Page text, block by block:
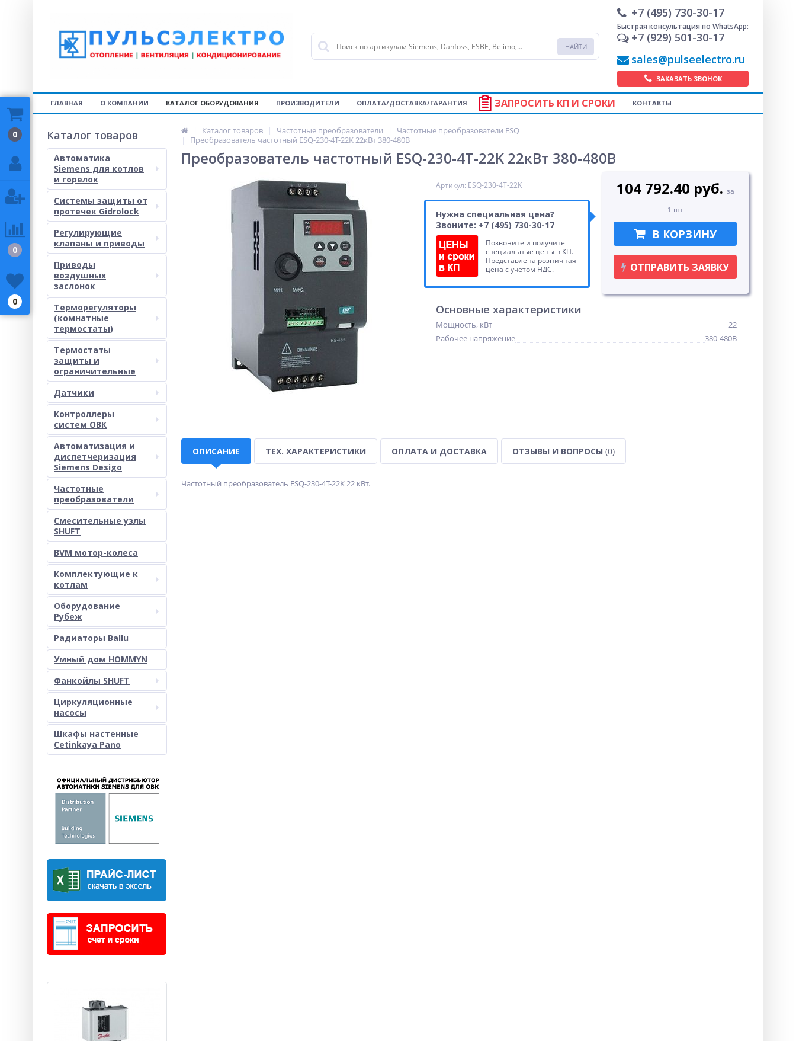
+7 (495) 730-30-17
Быстрая консультация по WhatsApp:
+7 (929) 501-30-17
sales@pulseelectro.ru
ЗАКАЗАТЬ ЗВОНОК
ГЛАВНАЯ О КОМПАНИИ КАТАЛОГ ОБОРУДОВАНИЯ ПРОИЗВОДИТЕЛИ ОПЛАТА/ДОСТАВКА/ГАРАНТИЯ ЗАПРОСИТЬ КП И СРОКИ КОНТАКТЫ
Каталог товаров
Автоматика
Siemens для котлов
и горелок
Системы защиты от
протечек Gidrolock
Регулирующие
клапаны и приводы
Приводы
воздушных
заслонок
Терморегуляторы
(комнатные
термостаты)
Термостаты
защиты и
ограничительные
Датчики
Контроллеры
систем ОВК
Автоматизация и
диспетчеризация
Siemens Desigo
Частотные
преобразователи
Смесительные узлы
SHUFT
BVM мотор-колеса
Комплектующие к
котлам
Оборудование
Рубеж
Радиаторы Ballu
Умный дом HOMMYN
Фанкойлы SHUFT
Циркуляционные
насосы
Шкафы настенные
Cetinkaya Pano
Каталог товаров Частотные преобразователи
Частотные преобразователи ESQ
Преобразователь частотный ESQ-230-4T-22K 22кВт 380-480В
Преобразователь частотный ESQ-230-4T-22K 22кВт 380-480В
Артикул: ESQ-230-4T-22K
Нужна специальная цена?
Звоните: +7 (495) 730-30-17
Позвоните и получите
специальные цены в КП.
Представлена розничная
цена с учетом НДС.
104 792.40 руб. за
1 шт
В КОРЗИНУ
ОТПРАВИТЬ ЗАЯВКУ
Основные характеристики
Мощность, кВт
22
Рабочее напряжение
380-480В
ОПИСАНИЕ ТЕХ. ХАРАКТЕРИСТИКИ ОПЛАТА И ДОСТАВКА ОТЗЫВЫ И ВОПРОСЫ (0)
Частотный преобразователь ESQ-230-4T-22K 22 кВт.
0
0
0